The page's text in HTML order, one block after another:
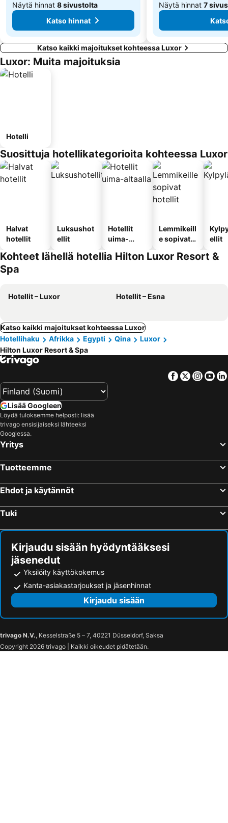
Näytä hinnat 8 sivustolta
Katso hinnat
Näytä hinnat 7
Katso kaikki majoitukset kohteessa Luxor
Luxor: Muita majoituksia
Hotelli
Suosittuja hotellikategorioita kohteessa Luxor
Halvat
hotellit
Luksushot
ellit
Hotellit
uima-
Lemmikeill
e sopivat
ellit
Kohteet lähellä hotellia Hilton Luxor Resort &
Spa
Hotellit – Luxor Hotellit – Esna
Katso kaikki majoitukset kohteessa Luxor
Hotellihaku
Afrikka Egypti Qina
Luxor
Hilton Luxor Resort & Spa
Facebook
Twitter
Lisää Googleen
Löydä tuloksemme helposti: lisää
trivago ensisijaiseksi lähteeksi
Googlessa.
Yritys
Tuotteemme
Ehdot ja käytännöt
Tuki
Kirjaudu sisään hyödyntääksesi
jäsenedut
Yksilöity käyttökokemus
Kanta-asiakastarjoukset ja jäsenhinnat
Kirjaudu sisään
trivago N.V., Kesselstraße 5 – 7, 40221 Düsseldorf, Saksa
Copyright 2026 trivago | Kaikki oikeudet pidätetään.